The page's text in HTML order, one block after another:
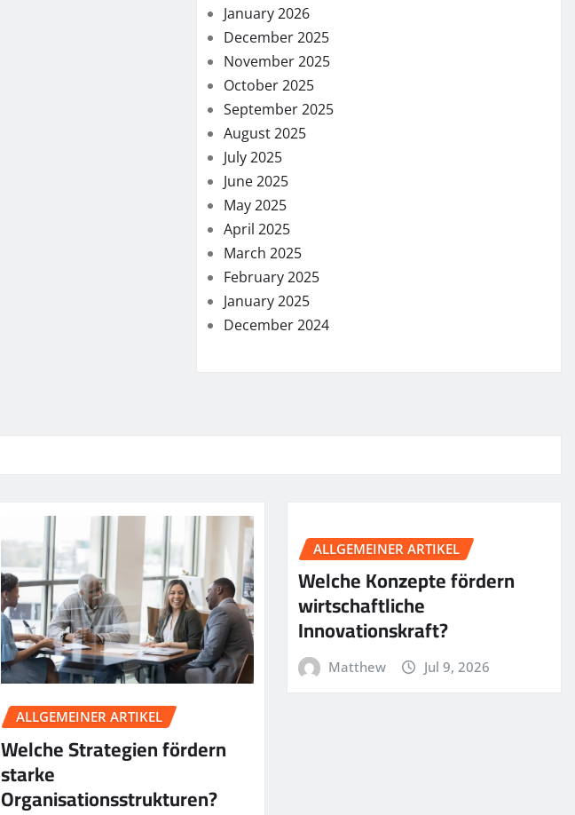
January 2026
December 2025
November 2025
October 2025
September 2025
August 2025
July 2025
June 2025
May 2025
April 2025
March 2025
February 2025
January 2025
December 2024
ALLGEMEINER ARTIKEL
Welche Strategien fördern
starke
Organisationsstrukturen?
ALLGEMEINER ARTIKEL
Welche Konzepte fördern
wirtschaftliche
Innovationskraft?
Matthew Jul 9, 2026